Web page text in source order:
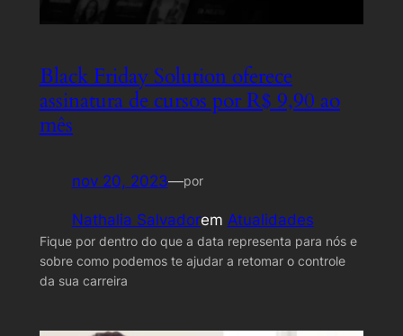
Black Friday Solution oferece
assinatura de cursos por R$ 9,90 ao
mês
nov 20, 2023—por
Nathalia Salvadorem Atualidades
Fique por dentro do que a data representa para nós e
sobre como podemos te ajudar a retomar o controle
da sua carreira